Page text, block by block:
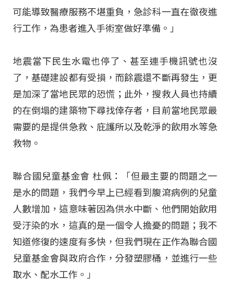
可能導致醫療服務不堪重負，急診科一直在徹夜進
行工作，為患者進入手術室做好準備。」
地震當下民生水電也停了、甚至連手機訊號也沒
了，基礎建設都有受損，而餘震還不斷再發生，更
是加深了當地民眾的恐慌；此外，搜救人員也持續
的在倒塌的建築物下尋找倖存者，目前當地民眾最
需要的是提供急救、庇護所以及乾淨的飲用水等急
救物。
聯合國兒童基金會 杜佩：「但最主要的問題之一
是水的問題，我們今早上已經看到腹瀉病例的兒童
人數增加，這意味著因為供水中斷、他們開始飲用
受汙染的水，這真的是一個令人擔憂的問題；我不
知道修復的速度有多快，但我們現在正作為聯合國
兒童基金會與政府合作，分發塑膠桶，並進行一些
取水、配水工作。」